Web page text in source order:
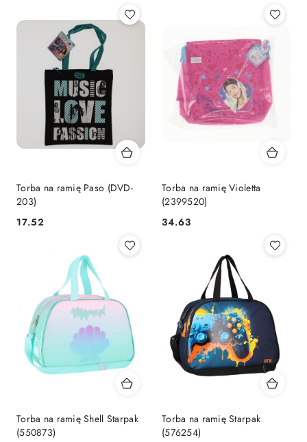
Torba na ramię Paso (DVD-
203)
Cena:
17.52
Torba na ramię Violetta
(2399520)
Cena:
34.63
Torba na ramię Shell Starpak
(550873)
Torba na ramię Starpak
(576254)